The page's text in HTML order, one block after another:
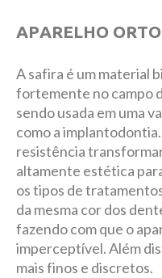
APARELHO
A safira é um material
fortemente no campo
sendo usada em uma
como a
resistência
altamente estética
os tipos de
da mesma cor dos
fazendo com que o
imperceptível. Além
mais finos e discretos.